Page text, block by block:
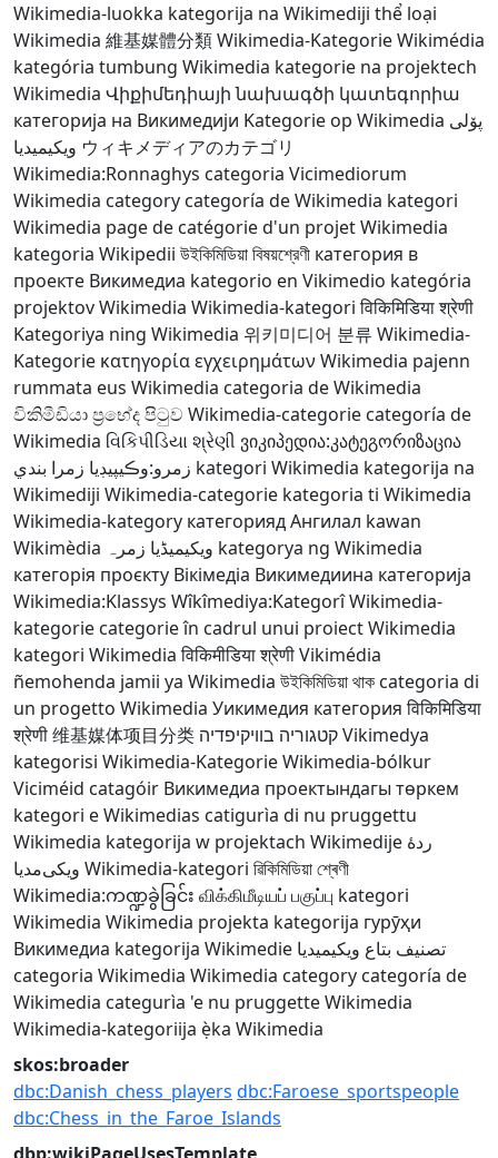
Wikimedia-luokka kategorija na Wikimediji thể loại
Wikimedia 維基媒體分類Wikimedia-KategorieWikimédia
kategória tumbung Wikimedia kategorie na projektech
Wikimedia Վիքիմեդիայի նախագծի կատեգորիա
категорија на Викимедији Kategorie op Wikimedia پۆلی
ویکیمیدیا ウィキメディアのカテゴリ
Wikimedia:Ronnaghys categoria Vicimediorum
Wikimedia category categoría de Wikimedia kategori
Wikimedia page de catégorie d'un projet Wikimedia
kategoria Wikipedii উইকিমিডিয়া বিষয়শ্রেণী категория в
проекте Викимедиа kategorio en Vikimedio kategória
projektov Wikimedia Wikimedia-kategori विकिमिडिया श्रेणी
Kategoriya ning Wikimedia 위키미디어 분류 Wikimedia-
Kategorie κατηγορία εγχειρημάτων Wikimedia pajenn
rummata eus Wikimedia categoria de Wikimedia
විකිමීඩියා ප්‍රභේද පිටුව Wikimedia-categorie categoría de
Wikimedia વિકિપીડિયા શ્રેણી ვიკიპედია:კატეგორიზაცია
زمرو:وڪيپيڊيا زمرا بندي kategori Wikimedia kategorija na
Wikimediji Wikimedia-categorie kategoria ti Wikimedia
Wikimedia-kategory категорияд Ангилал kawan
Wikimèdia ویکیمیڈیا زمرہ kategorya ng Wikimedia
категорія проєкту Вікімедіа Викимедиина категорија
Wikimedia:Klassys Wîkîmediya:KategorîWikimedia-
kategorie categorie în cadrul unui proiect Wikimedia
kategori Wikimedia विकिमीडिया श्रेणीVikimédia
ñemohenda jamii ya Wikimedia উইকিমিডিয়া থাক categoria di
un progetto Wikimedia Уикимедия категория विकिमिडिया
श्रेणी维基媒体项目分类 קטגוריה בוויקיפדיהVikimedya
kategorisi Wikimedia-KategorieWikimedia-bólkur
Viciméid catagóir Викимедиа проектындагы төркем
kategori e Wikimedias catigurìa di nu pruggettu
Wikimedia kategorija w projektach Wikimedije ردهٔ
ویکی‌مدیا Wikimedia-kategori ৱিকিমিডিয়া শ্ৰেণী
Wikimedia:ကဏ္ဍခွဲခြင်း விக்கிமீடியப் பகுப்பு kategori
Wikimedia Wikimedia projekta kategorija гурӯҳи
Викимедиа kategorija Wikimedie تصنيف بتاع ويكيميديا
categoria Wikimedia Wikimedia category categoría de
Wikimedia categurìa 'e nu pruggette Wikimedia
Wikimedia-kategoriija ẹ̀ka Wikimedia
skos:broader
dbc:Danish_chess_players dbc:Faroese_sportspeople
dbc:Chess_in_the_Faroe_Islands